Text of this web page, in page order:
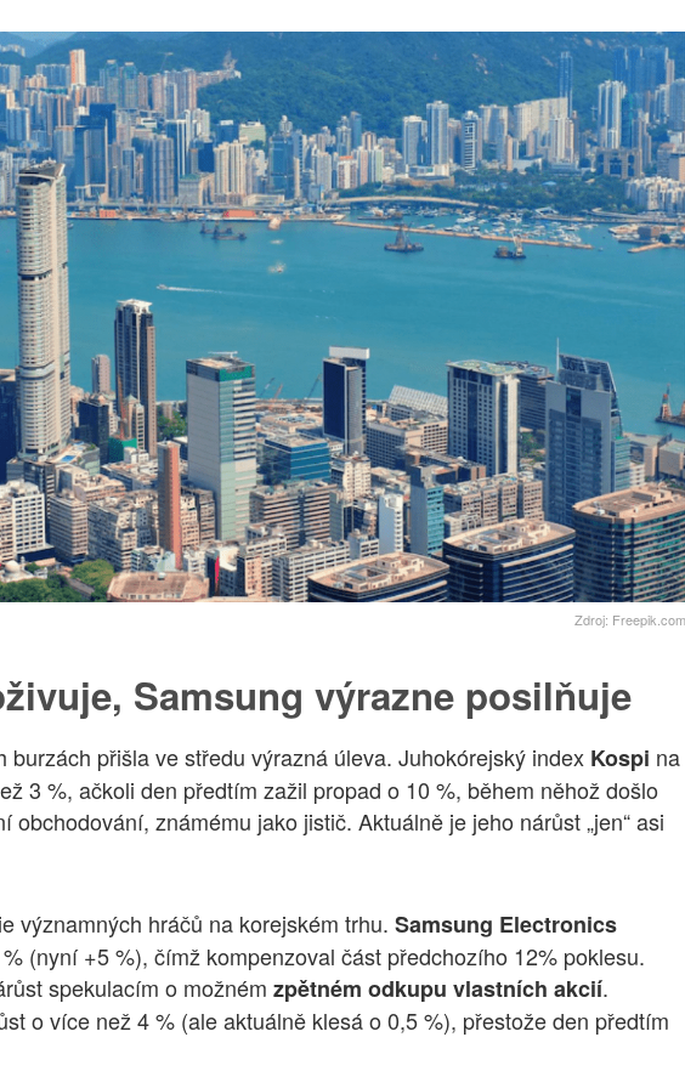
Zdroj: Freepik.com
Samsung výrazne posilňuje
burzách přišla ve středu výrazná úleva. Juhokórejský index Kospi na
3 %, ačkoli den předtím zažil propad o 10 %, během něhož došlo
obchodování, známému jako jistič. Aktuálně je jeho nárůst „jen“ asi
významných hráčů na korejském trhu. Samsung Electronics
(nyní +5 %), čímž kompenzoval část předchozího 12% poklesu.
spekulacím o možném zpětném odkupu vlastních akcií.
o více než 4 % (ale aktuálně klesá o 0,5 %), přestože den předtím